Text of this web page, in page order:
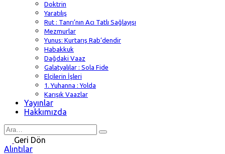
Doktrin
Yaratılış
Rut : Tanrı’nın Acı Tatlı Sağlayışı
Mezmurlar
Yunus: Kurtarış Rab’dendir
Habakkuk
Dağdaki Vaaz
Galatyalılar : Sola Fide
Elçilerin İşleri
1. Yuhanna : Yolda
Karışık Vaazlar
Yayınlar
Hakkımızda
Search
forGeri Dön
Alıntılar